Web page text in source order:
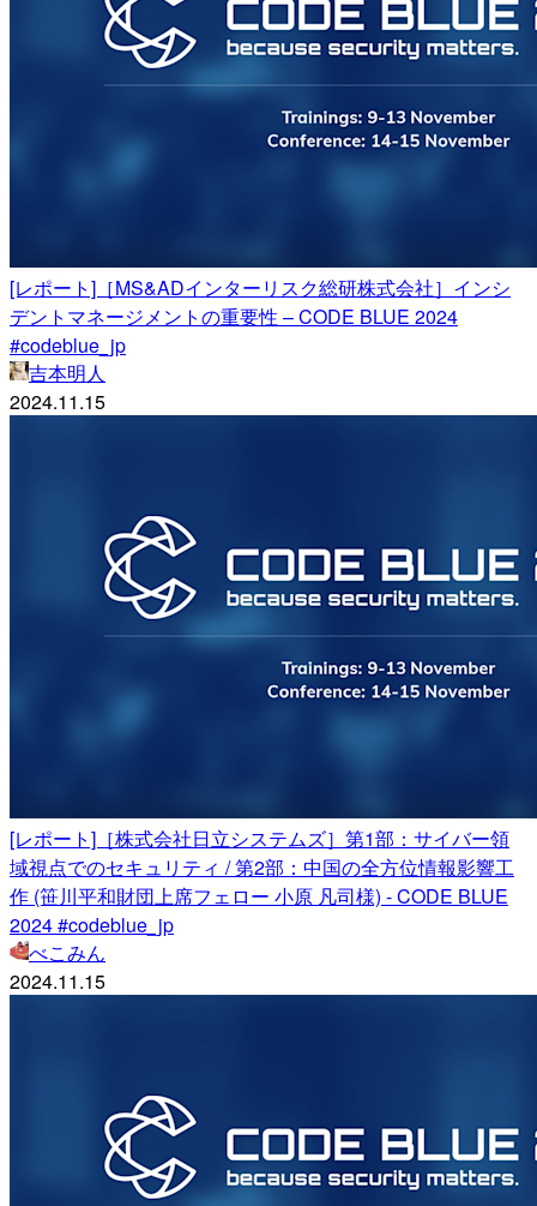
[レポート]［MS&ADインターリスク総研株式会社］インシ
デントマネージメントの重要性 – CODE BLUE 2024
#codeblue_jp
吉本明人
2024.11.15
[レポート]［株式会社日立システムズ］第1部：サイバー領
域視点でのセキュリティ / 第2部：中国の全方位情報影響工
作 (笹川平和財団上席フェロー 小原 凡司様) - CODE BLUE
2024 #codeblue_jp
べこみん
2024.11.15